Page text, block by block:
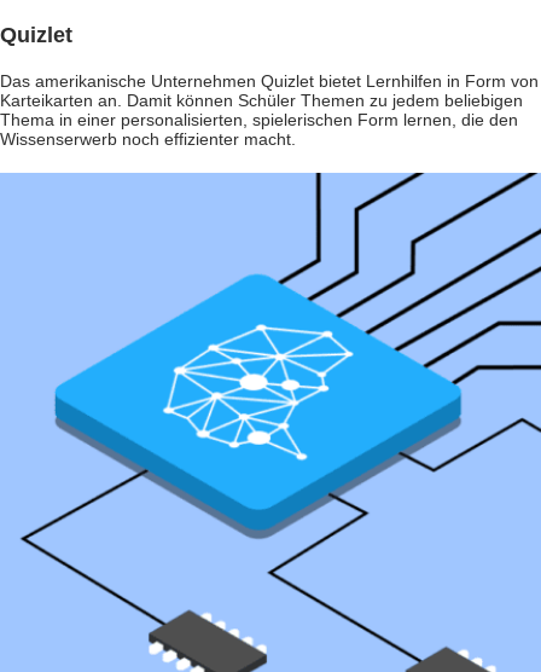
Quizlet
Das amerikanische Unternehmen Quizlet bietet Lernhilfen in Form von
Karteikarten an. Damit können Schüler Themen zu jedem beliebigen
Thema in einer personalisierten, spielerischen Form lernen, die den
Wissenserwerb noch effizienter macht.